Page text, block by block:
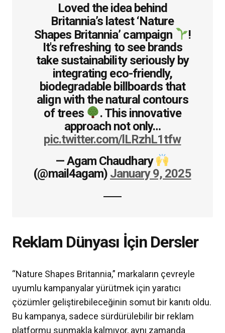
Loved the idea behind
Britannia’s latest ‘Nature
Shapes Britannia’ campaign
!
It's refreshing to see brands
take sustainability seriously by
integrating eco-friendly,
biodegradable billboards that
align with the natural contours
of trees
. This innovative
approach not only…
pic.twitter.com/lLRzhL1tfw
— Agam Chaudhary
(@mail4agam) January 9, 2025
Reklam Dünyası İçin Dersler
“Nature Shapes Britannia,” markaların çevreyle
uyumlu kampanyalar yürütmek için yaratıcı
çözümler geliştirebileceğinin somut bir kanıtı oldu.
Bu kampanya, sadece sürdürülebilir bir reklam
platformu sunmakla kalmıyor, aynı zamanda